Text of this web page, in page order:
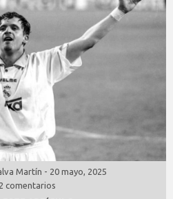
Martín - 20 mayo, 2025
comentarios